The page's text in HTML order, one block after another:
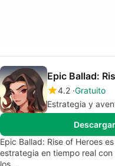
Epic Ballad:
4.2 Gratuito
Estrategia y
Epic Ballad: Rise of Heroes
estrategia en tiempo real